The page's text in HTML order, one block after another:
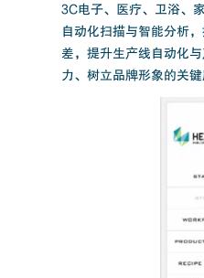
3C电子、医疗、卫浴、
自动化扫描与智能分析
差，提升生产线自动化
力、树立品牌形象的关键